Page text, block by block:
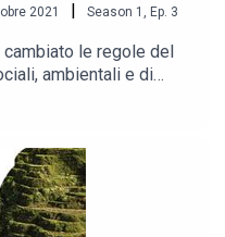
2021 Season 1 , Ep. 3
le regole del
ambientali e di
sostenibile, Principi di
responsabili,
d'impatto